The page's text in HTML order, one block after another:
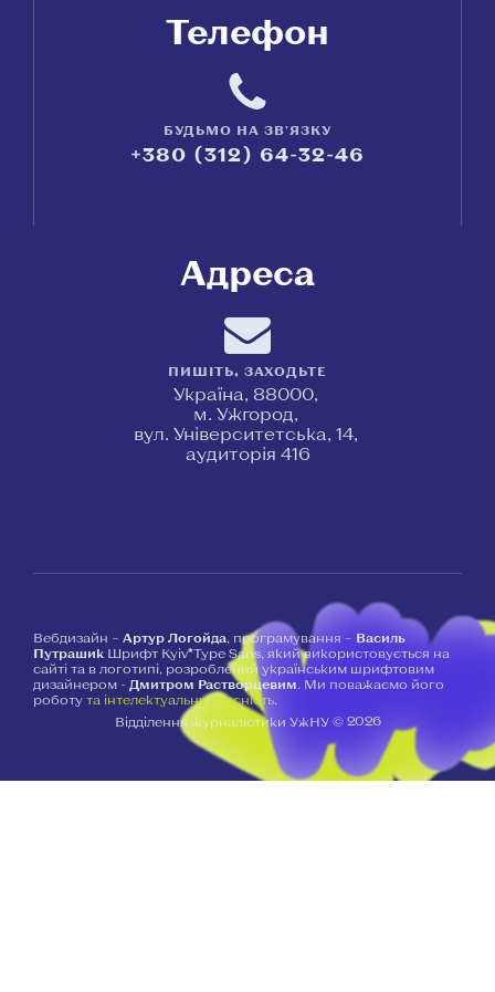
Телефон
БУДЬМО НА ЗВ'ЯЗКУ
+380 (312) 64-32-46
Адреса
ПИШІТЬ, ЗАХОДЬТЕ
Україна, 88000,
м. Ужгород,
вул. Університетська, 14,
аудиторія 416
Вебдизайн – Артур Логойда, програмування – Василь
Путрашик Шрифт Kyiv*Type Sans, який використовується на
сайті та в логотипі, розроблений українським шрифтовим
дизайнером - Дмитром Растворцевим. Ми поважаємо його
роботу та інтелектуальну власність.
Відділення журналістики УжНУ © 2026